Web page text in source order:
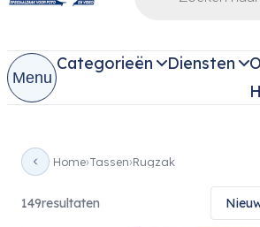
Menu
Categorieën Diensten
Home Tassen Rugzak
149resultaten